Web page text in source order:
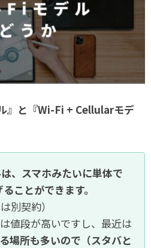
』と『Wi-Fi + Cellularモデ
、スマホみたいに単体で
ことができます。
別契約）
値段が高いですし、最近は
場所も多いので（スタバと